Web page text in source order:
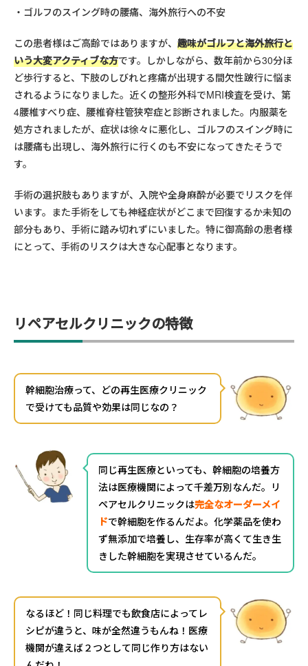
ゴルフのスイング時の腰痛、海外旅行への不安
この患者様はご高齢ではありますが、 趣味がゴルフと海外旅行と
いう大変アクティブな方です。しかしながら、数年前から30分ほ
ど歩行すると、下肢のしびれと疼痛が出現する間欠性跛行に悩ま
されるようになりました。近くの整形外科でMRI検査を受け、第
4腰椎すべり症、腰椎脊柱管狭窄症と診断されました。内服薬を
処方されましたが、症状は徐々に悪化し、ゴルフのスイング時に
は腰痛も出現し、海外旅行に行くのも不安になってきたそうで
す。
手術の選択肢もありますが、入院や全身麻酔が必要でリスクを伴
います。また手術をしても神経症状がどこまで回復するか未知の
部分もあり、手術に踏み切れずにいました。特に御高齢の患者様
にとって、手術のリスクは大きな心配事となります。
リペアセルクリニックの特徴
幹細胞治療って、どの再生医療クリニック
で受けても品質や効果は同じなの？
同じ再生医療といっても、幹細胞の培養方
法は医療機関によって千差万別なんだ。リ
ペアセルクリニックは完全なオーダーメイ
ドで幹細胞を作るんだよ。化学薬品を使わ
ず無添加で培養し、生存率が高くて生き生
きした幹細胞を実現させているんだ。
なるほど！同じ料理でも飲食店によってレ
シピが違うと、味が全然違うもんね！医療
機関が違えば２つとして同じ作り方はない